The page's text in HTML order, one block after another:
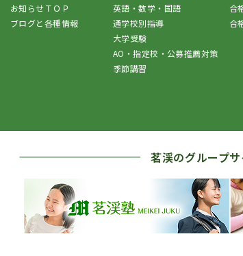
お知らせＴＯＰ
ブログと各種情報
英語・数学・国語
通学校別指導
大学受験
AO・指定校・公募推薦対策
季節講習
合
合
茗渓のグループ